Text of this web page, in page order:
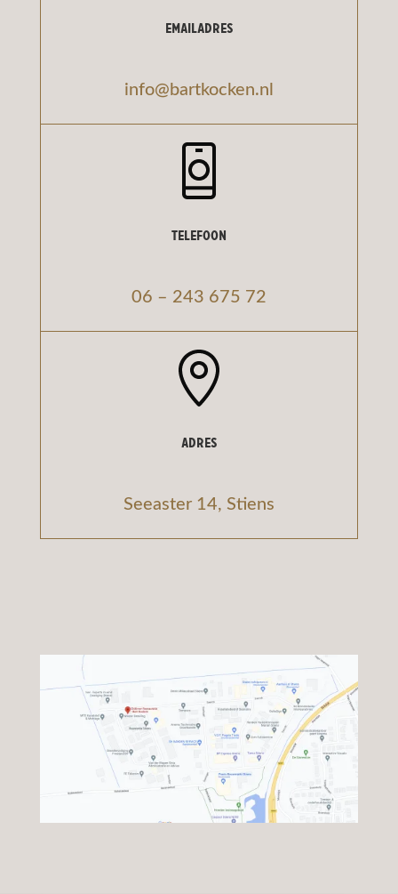
Emailadres
info@bartkocken.nl
Telefoon
06 – 243 675 72
Adres
Seeaster 14, Stiens